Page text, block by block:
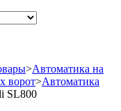
>Автоматика на
ворот>Автоматика
SL800